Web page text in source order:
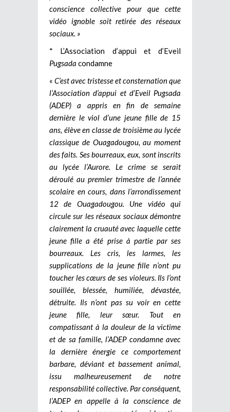
conscience collective pour que cette
vidéo ignoble soit retirée des réseaux
sociaux. »
* L’Association d’appui et d’Eveil
Pugsada condamne
« C’est avec tristesse et consternation que
l’Association d’appui et d’Eveil Pugsada
(ADEP) a appris en fin de semaine
dernière le viol d’une jeune fille de 15
ans, élève en classe de troisième au lycée
classique de Ouagadougou, au moment
des faits. Ses bourreaux, eux, sont inscrits
au lycée l’Aurore. Le crime se serait
déroulé au premier trimestre de l’année
scolaire en cours, dans l’arrondissement
12 de Ouagadougou. Une vidéo qui
circule sur les réseaux sociaux démontre
clairement la cruauté avec laquelle cette
jeune fille a été prise à partie par ses
bourreaux. Les cris, les larmes, les
supplications de la jeune fille n’ont pu
toucher les cœurs de ses violeurs. Ils l’ont
souillée, blessée, humiliée, dévastée,
détruite. Ils n’ont pas su voir en cette
jeune fille, leur sœur. Tout en
compatissant à la douleur de la victime
et de sa famille, l’ADEP condamne avec
la dernière énergie ce comportement
barbare, déviant et bassement animal,
issu malheureusement de notre
responsabilité collective. Par conséquent,
l’ADEP en appelle à la conscience de